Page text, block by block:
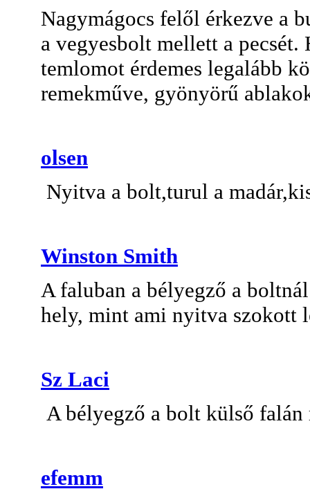
Nagymágocs felől érkezve a
a vegyesbolt mellett a
temlomot érdemes legalább
remekműve, gyönyörű
olsen
Nyitva a bolt,turul a
Winston Smith
A faluban a bélyegző a
hely, mint ami nyitva szokott
Sz Laci
A bélyegző a bolt külső
efemm